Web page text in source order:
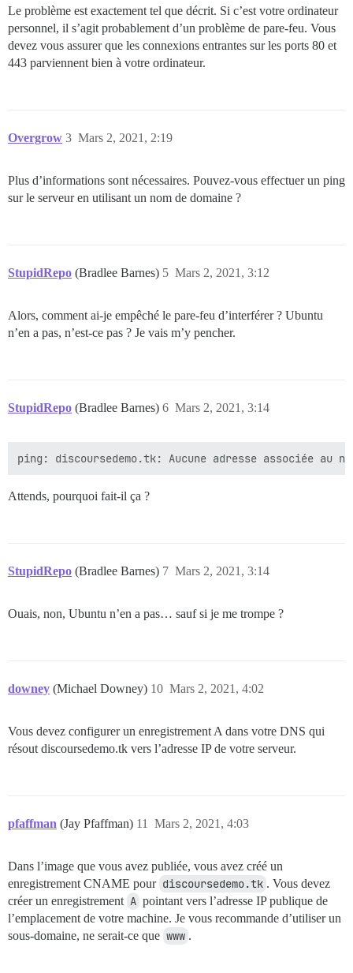
Le problème est exactement tel que décrit. Si c’est votre ordinateur
personnel, il s’agit probablement d’un problème de pare-feu. Vous
devez vous assurer que les connexions entrantes sur les ports 80 et
443 parviennent bien à votre ordinateur.
Overgrow Mars 2, 2021, 2:19
3
Plus d’informations sont nécessaires. Pouvez-vous effectuer un ping
sur le serveur en utilisant un nom de domaine ?
StupidRepo (Bradlee Barnes) Mars 2, 2021, 3:12
5
Alors, comment ai-je empêché le pare-feu d’interférer ? Ubuntu
n’en a pas, n’est-ce pas ? Je vais m’y pencher.
StupidRepo (Bradlee Barnes) Mars 2, 2021, 3:14
6
Attends, pourquoi fait-il ça ?
StupidRepo (Bradlee Barnes) Mars 2, 2021, 3:14
7
Ouais, non, Ubuntu n’en a pas… sauf si je me trompe ?
downey (Michael Downey) Mars 2, 2021, 4:02
10
Vous devez configurer un enregistrement A dans votre DNS qui
résout discoursedemo.tk vers l’adresse IP de votre serveur.
pfaffman (Jay Pfaffman) Mars 2, 2021, 4:03
11
Dans l’image que vous avez publiée, vous avez créé un
enregistrement CNAME pour discoursedemo.tk . Vous devez
créer un enregistrement A pointant vers l’adresse IP publique de
l’emplacement de votre machine. Je vous recommande d’utiliser un
sous-domaine, ne serait-ce que www .